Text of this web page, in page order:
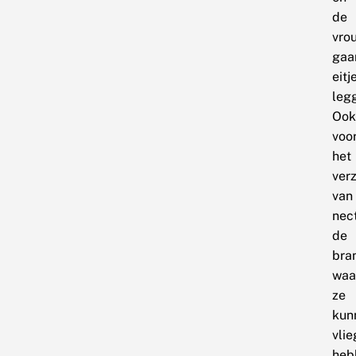
de
Ook
het
van
de
ze